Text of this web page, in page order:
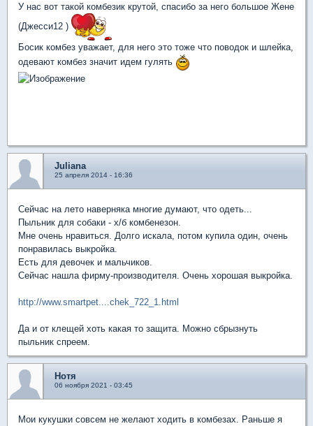
У нас вот такой комбезик крутой, спасибо за него большое Жене
(Джесси12 )
Босик комбез уважает, для него это тоже что поводок и шлейка,
одевают комбез значит идем гулять
Juliana
25 апреля 2014 - 16:36
Сейчас на лето наверняка многие думают, что одеть...
Пыльник для собаки - х/б комбенезон.
Мне очень нравиться. Долго искала, потом купила один, очень
понравилась выкройка.
Есть для девочек и мальчиков.
Сейчас нашла фирму-производителя. Очень хорошая выкройка.
http://www.smartpet....chek_722_1.html
Да и от клещей хоть какая то защита. Можно сбрызнуть
пыльник спреем.
Нотя
06 ноября 2021 - 03:45
Мои кукушки совсем не желают ходить в комбезах. Раньше я